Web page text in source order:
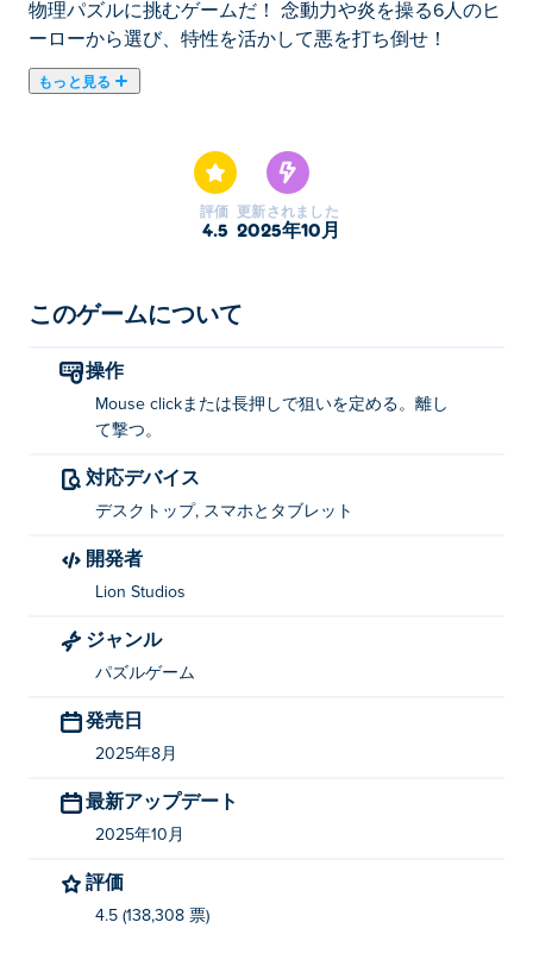
物理パズルに挑むゲームだ！ 念動力や炎を操る6人のヒ
ーローから選び、特性を活かして悪を打ち倒せ！
もっと見る
を燃やし、凍らせ、持ち上げ、爆破しながら、巧妙に設
計されたレベルをクリアしましょう。エレメントの操作
からスピード、風、氷の活用まで、ヒーローのスキルが
いことを敵に示しましょう。世界を救う準備はできまし
スーパーヒーローリーグの遊び方は？
クリックまたは押したままにして狙いを定め、放して発
射します。
スーパーヒーローリーグを創設したのは誰です
スーパーヒーローリーグはLion Studiosによって開発さ
Poki (ポキ)：
Mr Bullet 、Love Balls
スーパーヒーローリーグを無料でプレイするに
はどうすればいいですか?
PokiではThe Superhero Leagueを無料でプレイできま
スーパーヒーローリーグはモバイルデバイスと
デスクトップでプレイできますか?
評価
4.5
更新されました
2025年10月
このゲームについて
操作
Mouse clickまたは長押しで狙いを定める。離し
て撃つ。
対応デバイス
デスクトップ, スマホとタブレット
開発者
Lion Studios
ジャンル
パズルゲーム
発売日
2025年8月
最新アップデート
2025年10月
評価
4.5 (138,308 票)